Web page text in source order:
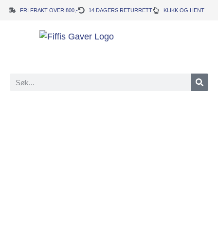
FRI FRAKT OVER 800,- 14 DAGERS RETURRETT KLIKK OG HENT